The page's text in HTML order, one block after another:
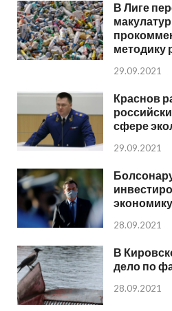
В Лиге
методику
29.09.2021
Краснов
сфере
29.09.2021
28.09.2021
В
дело по
28.09.2021